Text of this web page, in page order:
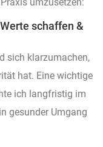
schaffen &
sich klarzumachen,
hat. Eine wichtige
ich langfristig im
gesunder Umgang